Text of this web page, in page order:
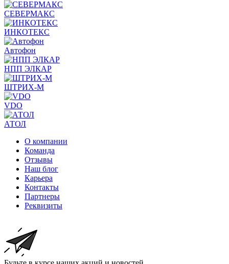
СЕВЕРМАКС
ИНКОТЕКС
Автофон
НПП ЭЛКАР
ШТРИХ-М
VDO
АТОЛ
О компании
Команда
Отзывы
Наш блог
Карьера
Контакты
Партнеры
Реквизиты